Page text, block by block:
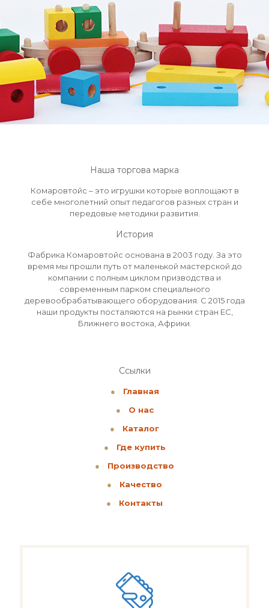
Наша торгова марка
Комаровтойс – это игрушки которые воплощают в
себе многолетний опыт педагогов разных стран и
передовые методики развития.
История
Фабрика Комаровтойс основана в 2003 году. За это
время мы прошли путь от маленькой мастерской до
компании с полным циклом призводства и
современным парком специального
деревообрабатывающего оборудования. С 2015 года
наши продукты посталяются на рынки стран ЕС,
Ближнего востока, Африки.
Ссылки
●
Главная
●
О нас
●
Каталог
●
Где купить
●
Производство
●
Качество
●
Контакты